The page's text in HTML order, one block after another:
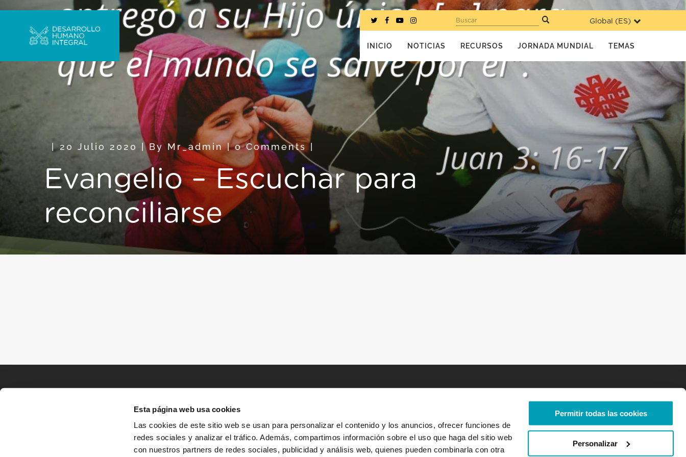
Esta página web usa cookies
Las cookies de este sitio web se usan para personalizar el contenido y los anuncios, ofrecer funciones de
redes sociales y analizar el tráfico. Además, compartimos información sobre el uso que haga del sitio web
con nuestros partners de redes sociales, publicidad y análisis web, quienes pueden combinarla con otra
Permitir todas las cookies
Personalizar
Global (ES)
Buscar
INICIO NOTICIAS RECURSOS JORNADA MUNDIAL TEMAS
20 Julio 2020 | ByMr_admin | 0 Comments
Evangelio – Escuchar para
reconciliarse
INICIO HISTORIAS RECURSOS